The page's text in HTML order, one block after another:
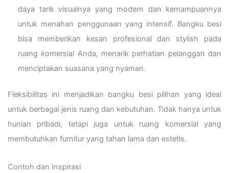
daya tarik visualnya yang modern dan kemampuannya
untuk menahan penggunaan yang intensif. Bangku besi
bisa memberikan kesan profesional dan stylish pada
ruang komersial Anda, menarik perhatian pelanggan dan
menciptakan suasana yang nyaman.
Fleksibilitas ini menjadikan bangku besi pilihan yang ideal
untuk berbagai jenis ruang dan kebutuhan. Tidak hanya untuk
hunian pribadi, tetapi juga untuk ruang komersial yang
membutuhkan furnitur yang tahan lama dan estetis.
Contoh dan Inspirasi